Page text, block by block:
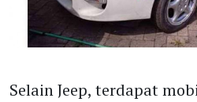
Selain Jeep, terdapat